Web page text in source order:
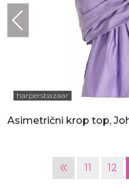
harpersbazaar
Asimetrični krop top,
« 11 12